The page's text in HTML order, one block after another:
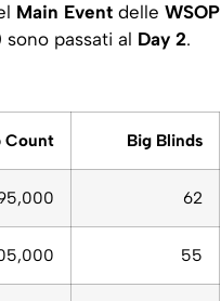
Main EventdelleWSOP
passati al Day 2.
Count Big Blinds
62
55